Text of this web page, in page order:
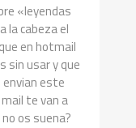
«leyendas
la cabeza el
en hotmail
sin usar y que
este
te van a
os suena?